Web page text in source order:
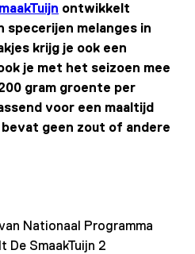
ontwikkelt
specerijen melanges in
krijg je ook een
je met het seizoen mee
gram groente per
voor een maaltijd
geen zout of andere
Nationaal Programma
De SmaakTuijn 2